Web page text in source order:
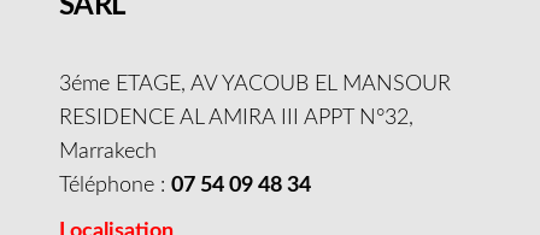
3éme ETAGE, AV YACOUB EL MANSOUR
RESIDENCE AL AMIRA III APPT N°32,
Marrakech
Téléphone : 07 54 09 48 34